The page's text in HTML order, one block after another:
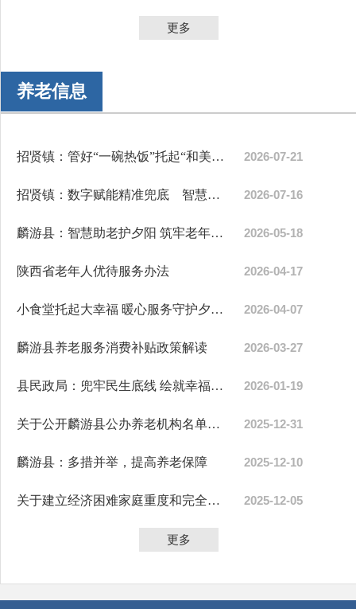
更多
养老信息
招贤镇：管好“一碗热饭”托起“和美幸福” 2026-07-21
招贤镇：数字赋能精准兜底 智慧守护夕阳安康 2026-07-16
麟游县：智慧助老护夕阳 筑牢老年数字安全防护网 2026-05-18
陕西省老年人优待服务办法 2026-04-17
小食堂托起大幸福 暖心服务守护夕阳红 2026-04-07
麟游县养老服务消费补贴政策解读 2026-03-27
县民政局：兜牢民生底线 绘就幸福底色 2026-01-19
关于公开麟游县公办养老机构名单的公示公告 2025-12-31
麟游县：多措并举，提高养老保障 2025-12-10
关于建立经济困难家庭重度和完全失能老年人养老服务补贴... 2025-12-05
更多